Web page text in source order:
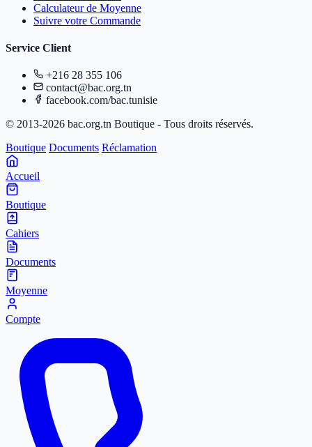
Calculateur de Moyenne
Suivre votre Commande
Service Client
+216 28 355 106
contact@bac.org.tn
facebook.com/bac.tunisie
© 2013-2026 bac.org.tn Boutique - Tous droits réservés.
Boutique Documents Réclamation
Accueil
Boutique
Cahiers
Documents
Moyenne
Compte